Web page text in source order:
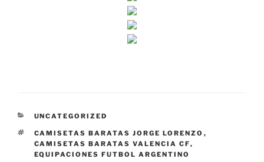
CATEGORÍAS
UNCATEGORIZED
ETIQUETAS
CAMISETAS BARATAS JORGE LORENZO ,
CAMISETAS BARATAS VALENCIA CF,
EQUIPACIONES FUTBOL ARGENTINO